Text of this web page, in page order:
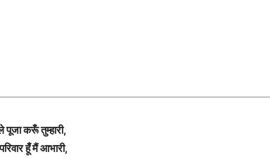
पूजा करूँ तुम्हारी,
हूँ मैं आभारी,